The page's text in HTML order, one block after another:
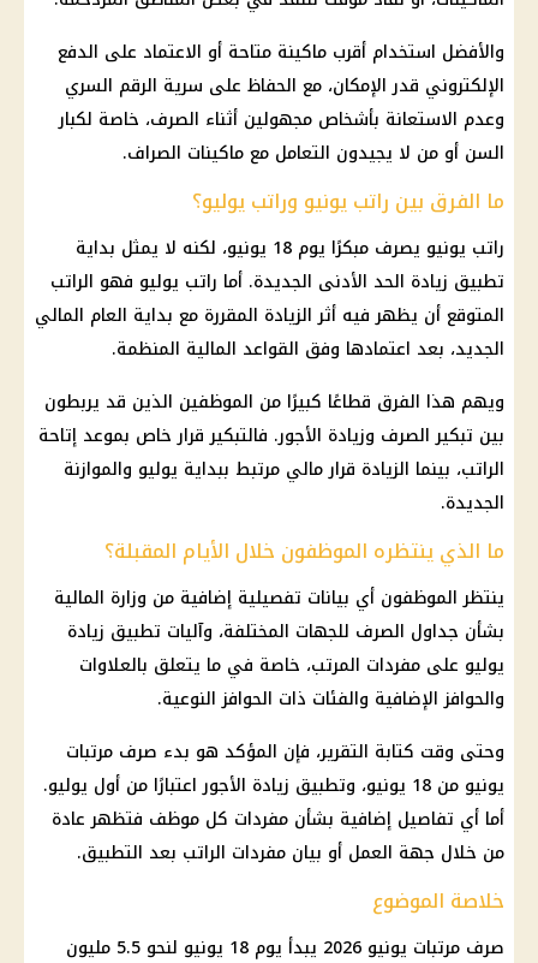
والأفضل استخدام أقرب ماكينة متاحة أو الاعتماد على الدفع
الإلكتروني قدر الإمكان، مع الحفاظ على سرية الرقم السري
وعدم الاستعانة بأشخاص مجهولين أثناء الصرف، خاصة لكبار
السن أو من لا يجيدون التعامل مع ماكينات الصراف.
ما الفرق بين راتب يونيو وراتب يوليو؟
راتب يونيو يصرف مبكرًا يوم 18 يونيو، لكنه لا يمثل بداية
تطبيق زيادة الحد الأدنى الجديدة. أما راتب يوليو فهو الراتب
المتوقع أن يظهر فيه أثر الزيادة المقررة مع بداية العام المالي
الجديد، بعد اعتمادها وفق القواعد المالية المنظمة.
ويهم هذا الفرق قطاعًا كبيرًا من الموظفين الذين قد يربطون
بين تبكير الصرف وزيادة الأجور. فالتبكير قرار خاص بموعد إتاحة
الراتب، بينما الزيادة قرار مالي مرتبط ببداية يوليو والموازنة
الجديدة.
ما الذي ينتظره الموظفون خلال الأيام المقبلة؟
ينتظر الموظفون أي بيانات تفصيلية إضافية من وزارة المالية
بشأن جداول الصرف للجهات المختلفة، وآليات تطبيق زيادة
يوليو على مفردات المرتب، خاصة في ما يتعلق بالعلاوات
والحوافز الإضافية والفئات ذات الحوافز النوعية.
وحتى وقت كتابة التقرير، فإن المؤكد هو بدء صرف مرتبات
يونيو من 18 يونيو، وتطبيق زيادة الأجوراعتبارًا من أول يوليو.
أما أي تفاصيل إضافية بشأن مفردات كل موظف فتظهر عادة
من خلال جهة العمل أو بيان مفردات الراتب بعد التطبيق.
خلاصة الموضوع
صرف مرتبات يونيو 2026
يبدأ يوم 18 يونيو لنحو 5.5 مليون